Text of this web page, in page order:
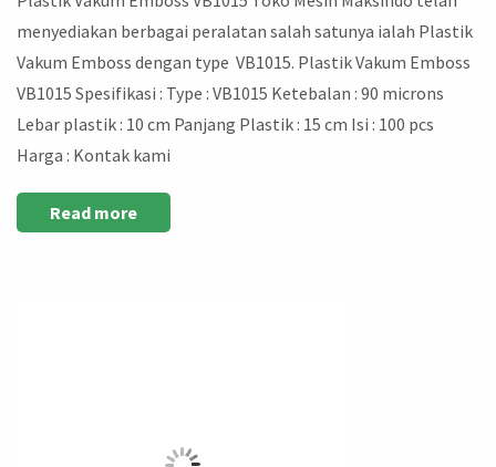
menyediakan berbagai peralatan salah satunya ialah Plastik
Vakum Emboss dengan type VB1015. Plastik Vakum Emboss
VB1015 Spesifikasi : Type : VB1015 Ketebalan : 90 microns
Lebar plastik : 10 cm Panjang Plastik : 15 cm Isi : 100 pcs
Harga : Kontak kami
Read more